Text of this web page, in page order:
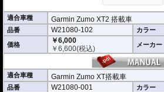
適合車種 Garmin Zumo XT2 搭載車
品番 W21080-102 カラー
価格
￥6,000
￥6,600(税込) メーカー
適合車種 Garmin Zumo XT搭載車
品番 W21080-001 カラー